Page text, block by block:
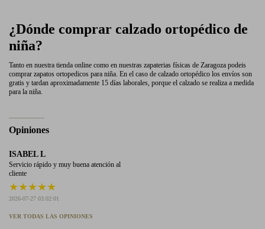
¿Dónde comprar calzado ortopédico de
niña?
Tanto en nuestra tienda online como en nuestras zapaterias físicas de Zaragoza podeis
comprar zapatos ortopedicos para niña. En el caso de calzado ortopédico los envíos son
gratis y tardan aproximadamente 15 días laborales, porque el calzado se realiza a medida
para la niña.
Opiniones
ISABEL L
Servicio rápido y muy buena atención al
cliente
★★★★★
2026-07-27 03:02:01
VER TODAS LAS OPINIONES